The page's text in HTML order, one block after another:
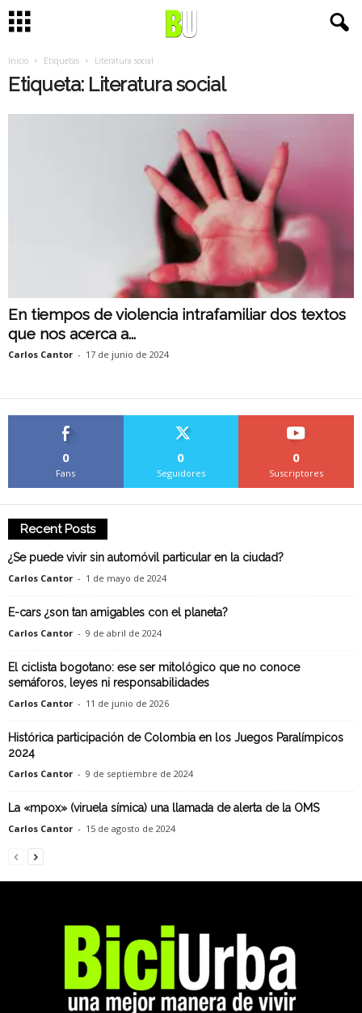
Inicio Etiquetas Literatura social
Etiqueta: Literatura social
En tiempos de violencia intrafamiliar dos textos
que nos acerca a...
Carlos Cantor - 17 de junio de 2024
0
Fans
0
Seguidores
0
Suscriptores
Recent Posts
¿Se puede vivir sin automóvil particular en la ciudad?
Carlos Cantor - 1 de mayo de 2024
E-cars ¿son tan amigables con el planeta?
Carlos Cantor - 9 de abril de 2024
El ciclista bogotano: ese ser mitológico que no conoce
semáforos, leyes ni responsabilidades
Carlos Cantor - 11 de junio de 2026
Histórica participación de Colombia en los Juegos Paralímpicos
2024
Carlos Cantor - 9 de septiembre de 2024
La «mpox» (viruela símica) una llamada de alerta de la OMS
Carlos Cantor - 15 de agosto de 2024